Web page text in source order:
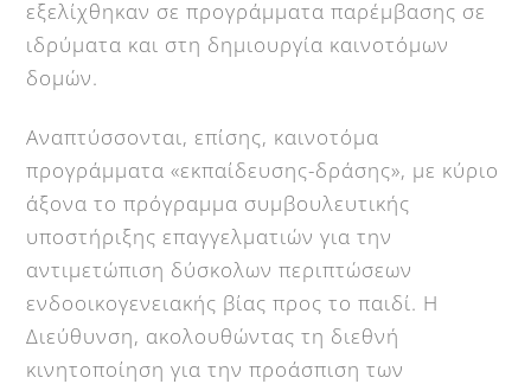
εξελίχθηκαν σε προγράμματα παρέμβασης σε
ιδρύματα και στη δημιουργία καινοτόμων
δομών.
Αναπτύσσονται, επίσης, καινοτόμα
προγράμματα «εκπαίδευσης-δράσης», με κύριο
άξονα το πρόγραμμα συμβουλευτικής
υποστήριξης επαγγελματιών για την
αντιμετώπιση δύσκολων περιπτώσεων
ενδοοικογενειακής βίας προς το παιδί. Η
Διεύθυνση, ακολουθώντας τη διεθνή
κινητοποίηση για την προάσπιση των